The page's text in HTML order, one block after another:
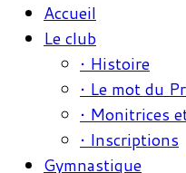
Accueil
Le club
• Histoire
• Le mot du
• Monitrices
• Inscriptions
Gymnastique